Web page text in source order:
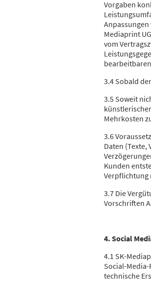
Vorgaben
Mediaprint
vom
3.4 Sobald
3.5 Soweit
Mehrkosten
3.6
Daten
Kunden
Verpflichtung
3.7 Die
Vorschriften
4. Social
4.1 SK-
Social-
technische